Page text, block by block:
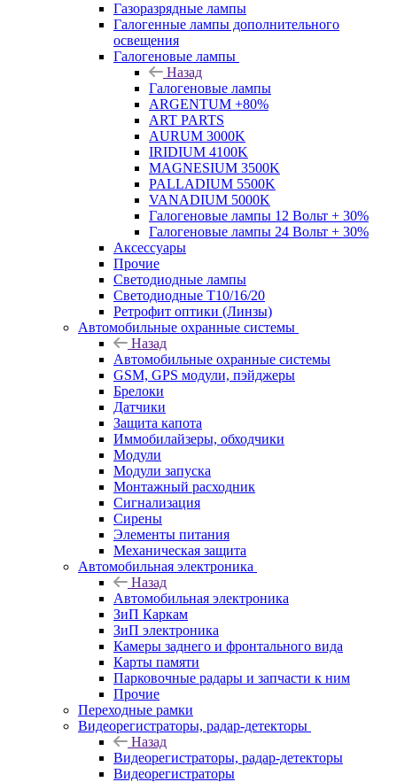
Газоразрядные лампы
Галогенные лампы дополнительного
освещения
Галогеновые лампы
Назад
Галогеновые лампы
ARGENTUM +80%
ART PARTS
AURUM 3000K
IRIDIUM 4100K
MAGNESIUM 3500K
PALLADIUM 5500K
VANADIUM 5000K
Галогеновые лампы 12 Вольт + 30%
Галогеновые лампы 24 Вольт + 30%
Аксессуары
Прочие
Светодиодные лампы
Светодиодные Т10/16/20
Ретрофит оптики (Линзы)
Автомобильные охранные системы
Назад
Автомобильные охранные системы
GSM, GPS модули, пэйджеры
Брелоки
Датчики
Защита капота
Иммобилайзеры, обходчики
Модули
Модули запуска
Монтажный расходник
Сигнализация
Сирены
Элементы питания
Механическая защита
Автомобильная электроника
Назад
Автомобильная электроника
ЗиП Каркам
ЗиП электроника
Камеры заднего и фронтального вида
Карты памяти
Парковочные радары и запчасти к ним
Прочие
Переходные рамки
Видеорегистраторы, радар-детекторы
Назад
Видеорегистраторы, радар-детекторы
Видеорегистраторы